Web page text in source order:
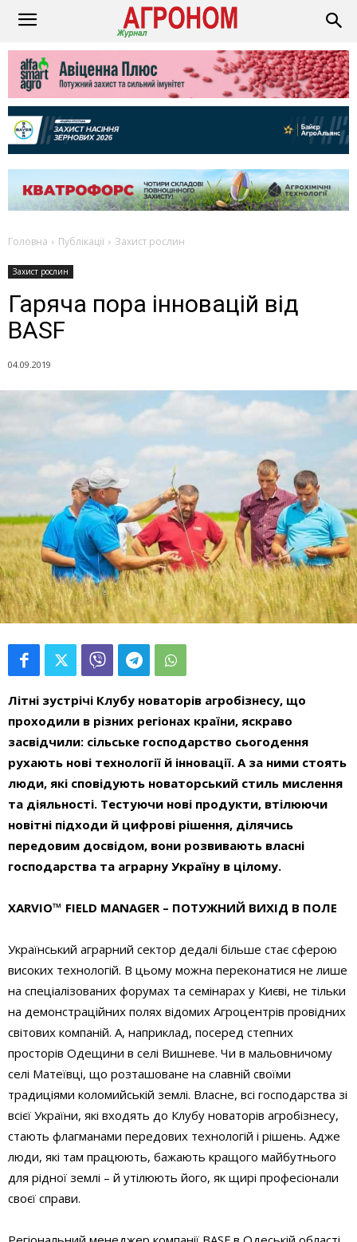
Головна Публікації Захист рослин
Захист рослин
Гаряча пора інновацій від
BASF
04.09.2019
Літні зустрічі Клубу новаторів агробізнесу, що
проходили в різних регіонах країни, яскраво
засвідчили: сільське господарство сьогодення
рухають нові технології й інновації. А за ними стоять
люди, які сповідують новаторський стиль мислення
та діяльності. Тестуючи нові продукти, втілюючи
новітні підходи й цифрові рішення, ділячись
передовим досвідом, вони розвивають власні
господарства та аграрну Україну в цілому.
XARVIO™ FIELD MANAGER – ПОТУЖНИЙ ВИХІД В ПОЛЕ
Український аграрний сектор дедалі більше стає сферою
високих технологій. В цьому можна переконатися не лише
на спеціалізованих форумах та семінарах у Києві, не тільки
на демонстраційних полях відомих Агроцентрів провідних
світових компаній. А, наприклад, посеред степних
просторів Одещини в селі Вишневе. Чи в мальовничому
селі Матеївці, що розташоване на славній своїми
традиціями коломийській землі. Власне, всі господарства зі
всієї України, які входять до Клубу новаторів агробізнесу,
стають флагманами передових технологій і рішень. Адже
люди, які там працюють, бажають кращого майбутнього
для рідної землі – й утілюють його, як щирі професіонали
своєї справи.